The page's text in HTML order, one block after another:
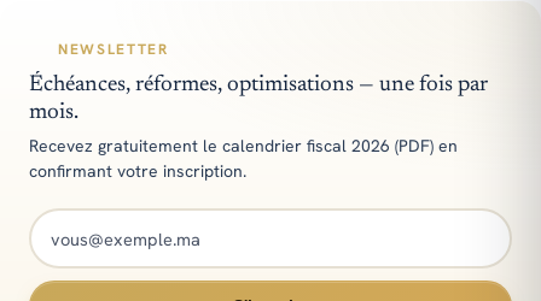
NEWSLETTER
Échéances, réformes, optimisations — une fois par
mois.
Recevez gratuitement le calendrier fiscal 2026 (PDF) en
confirmant votre inscription.
Adresse e-mail